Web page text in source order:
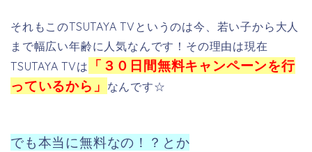
それもこのTSUTAYA TVというのは今、若い子から大人
まで幅広い年齢に人気なんです！その理由は現在
TSUTAYA TVは
「３０日間無料キャンペーンを行
っているから」 なんです☆
でも本当に無料なの！？とか